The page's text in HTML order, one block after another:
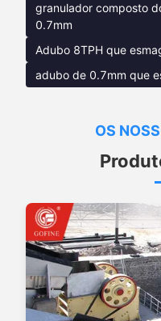
granulador composto
0.7mm
Adubo 8TPH que
adubo de 0.7mm que
OS